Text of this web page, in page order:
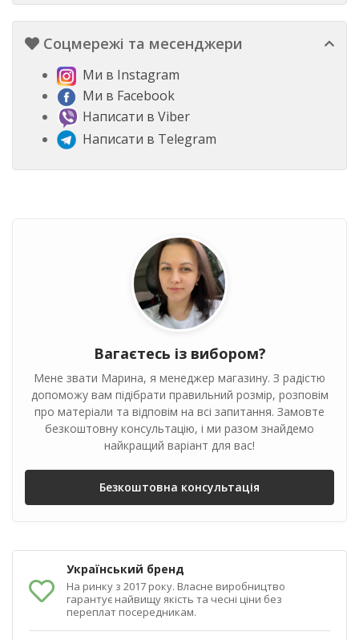
Соцмережі та месенджери
Ми в Instagram
Ми в Facebook
Написати в Viber
Написати в Telegram
Вагаєтесь із вибором?
Мене звати Марина, я менеджер магазину. З радістю
допоможу вам підібрати правильний розмір, розповім
про матеріали та відповім на всі запитання. Замовте
безкоштовну консультацію, і ми разом знайдемо
найкращий варіант для вас!
Безкоштовна консультація
Український бренд
На ринку з 2017 року. Власне виробництво
гарантує найвищу якість та чесні ціни без
переплат посередникам.